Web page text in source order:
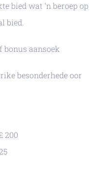
bied wat ‘n beroep op
bied.
bonus aansoek
besonderhede oor
200